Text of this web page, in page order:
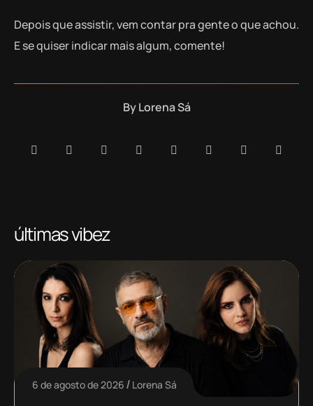
Depois que assistir, vem contar pra gente o que achou.
E se quiser indicar mais algum, comente!
ByLorena Sá
últimas vibez
6 de agosto de 2026 Lorena Sá